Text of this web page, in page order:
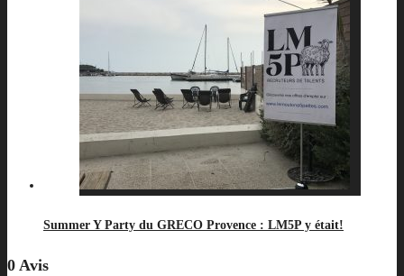
Summer Y Party du GRECO Provence : LM5P y était!
0 Avis